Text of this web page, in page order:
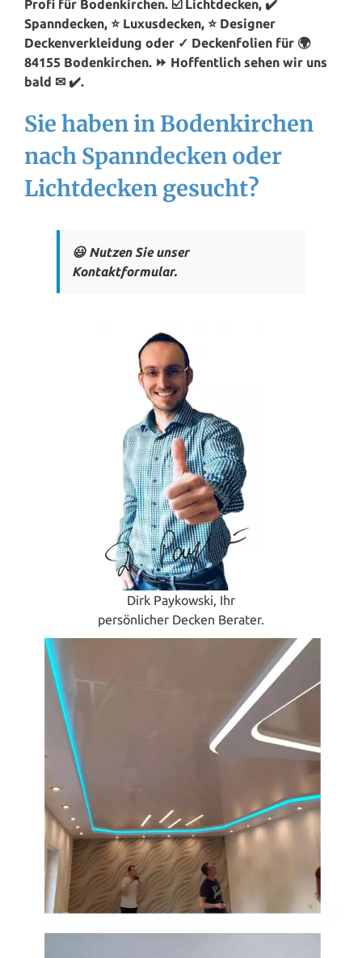
Profi für Bodenkirchen. ☑️ Lichtdecken, ✔️
Spanndecken, ⭐ Luxusdecken, ⭐ Designer
Deckenverkleidung oder ✓ Deckenfolien für 🌍
84155 Bodenkirchen. ⏩ Hoffentlich sehen wir uns
bald ✉ ✔️.
Sie haben in Bodenkirchen
nach Spanndecken oder
Lichtdecken gesucht?
😃 Nutzen Sie unser
Kontaktformular.
Dirk Paykowski, Ihr
persönlicher Decken Berater.